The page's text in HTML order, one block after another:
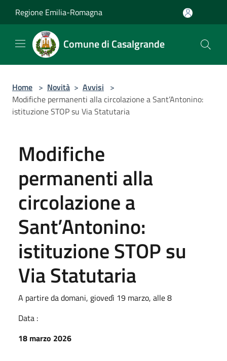
Regione Emilia-Romagna
Comune di Casalgrande
Home > Novità > Avvisi >
Modifiche permanenti alla circolazione a Sant’Antonino:
istituzione STOP su Via Statutaria
Modifiche
permanenti alla
circolazione a
Sant’Antonino:
istituzione STOP su
Via Statutaria
A partire da domani, giovedì 19 marzo, alle 8
Data :
18 marzo 2026